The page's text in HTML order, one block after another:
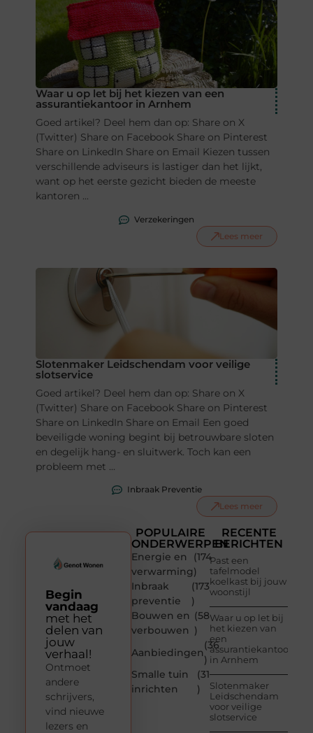
Waar u op let bij het kiezen van een
assurantiekantoor in Arnhem
Goed artikel? Deel hem dan op: Share on X
(Twitter) Share on Facebook Share on Pinterest
Share on LinkedIn Share on Email Kiezen tussen
verschillende adviseurs is lastiger dan het lijkt,
want op het eerste gezicht bieden de meeste
kantoren ...
Verzekeringen
Lees meer
Slotenmaker Leidschendam voor veilige
slotservice
Goed artikel? Deel hem dan op: Share on X
(Twitter) Share on Facebook Share on Pinterest
Share on LinkedIn Share on Email Een goed
beveiligde woning begint bij betrouwbare sloten
en degelijk hang- en sluitwerk. Toch kan een
probleem met ...
Inbraak Preventie
Lees meer
POPULAIRE
ONDERWERPEN
Energie en
verwarming
(174
)
Inbraak
preventie
(173
)
Bouwen en
verbouwen
(58
)
Aanbiedingen
(36
)
Smalle tuin
inrichten
(31
)
RECENTE
BERICHTEN
Past een
tafelmodel
koelkast bij jouw
woonstijl
Waar u op let bij
het kiezen van
een
assurantiekantoor
in Arnhem
Slotenmaker
Leidschendam
voor veilige
slotservice
Begin
vandaag
met het
delen van
jouw
verhaal!
Ontmoet
andere
schrijvers,
vind nieuwe
lezers en